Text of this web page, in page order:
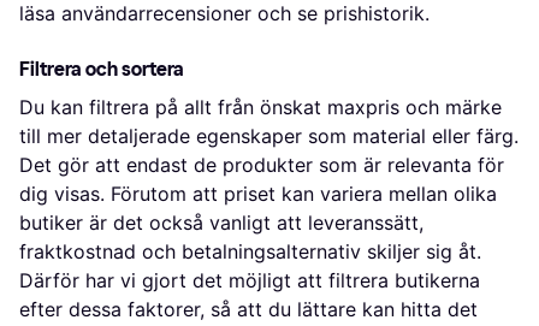
läsa användarrecensioner och se prishistorik.
Filtrera och sortera
Du kan filtrera på allt från önskat maxpris och märke
till mer detaljerade egenskaper som material eller färg.
Det gör att endast de produkter som är relevanta för
dig visas. Förutom att priset kan variera mellan olika
butiker är det också vanligt att leveranssätt,
fraktkostnad och betalningsalternativ skiljer sig åt.
Därför har vi gjort det möjligt att filtrera butikerna
efter dessa faktorer, så att du lättare kan hitta det